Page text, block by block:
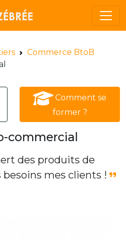
Commerce BtoB
Comment se
former ?
commercial
des produits de
mes clients !